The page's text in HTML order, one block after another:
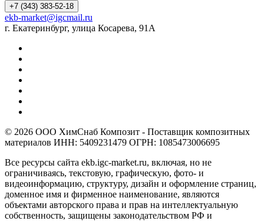
+7 (343) 383-52-18
ekb-market@igcmail.ru
г. Екатеринбург, улица Косарева, 91А
© 2026 ООО ХимСнаб Композит - Поставщик композитных
материалов ИНН: 5409231479 ОГРН: 1085473006695
Все ресурсы сайта ekb.igc-market.ru, включая, но не
ограничиваясь, текстовую, графическую, фото- и
видеоинформацию, структуру, дизайн и оформление страниц,
доменное имя и фирменное наименование, являются
объектами авторского права и прав на интеллектуальную
собственность, защищены законодательством РФ и